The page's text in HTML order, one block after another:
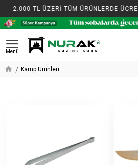
2.000 TL ÜZERİ TÜM ÜRÜNLERDE
Kamp Ürünleri